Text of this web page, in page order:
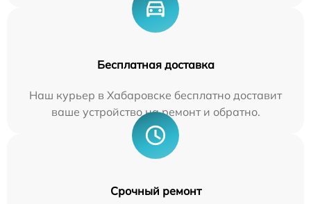
Бесплатная доставка
Наш курьер в Хабаровске бесплатно доставит
ваше устройство на ремонт и обратно.
Срочный ремонт